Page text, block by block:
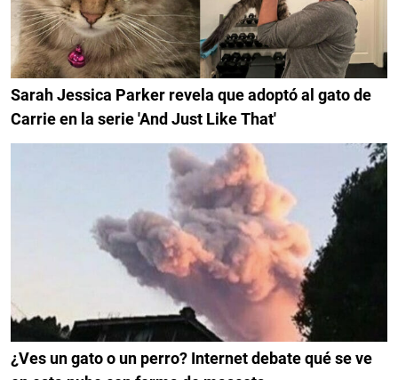
Sarah Jessica Parker revela que adoptó al gato de
Carrie en la serie 'And Just Like That'
¿Ves un gato o un perro? Internet debate qué se ve